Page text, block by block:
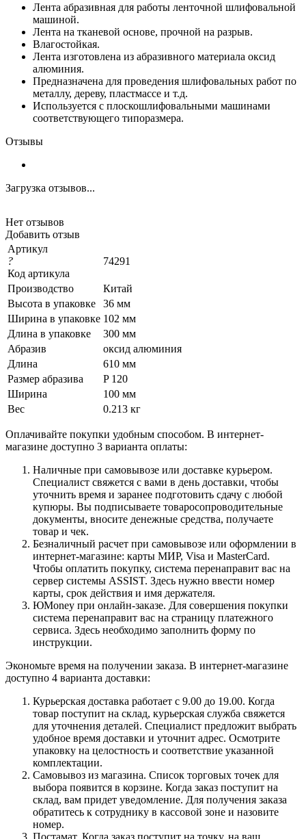
Лента абразивная для работы ленточной шлифовальной
машиной.
Лента на тканевой основе, прочной на разрыв.
Влагостойкая.
Лента изготовлена из абразивного материала оксид
алюминия.
Предназначена для проведения шлифовальных работ по
металлу, дереву, пластмассе и т.д.
Используется с плоскошлифовальными машинами
соответствующего типоразмера.
Отзывы
Загрузка отзывов...
Нет отзывов
Добавить отзыв
Артикул
?
Код артикула
74291
Производство
Китай
Высота в упаковке
36 мм
Ширина в упаковке 102 мм
Длина в упаковке
300 мм
Абразив
оксид алюминия
Длина
610 мм
Размер абразива
P 120
Ширина
100 мм
Вес
0.213 кг
Оплачивайте покупки удобным способом. В интернет-
магазине доступно 3 варианта оплаты:
Наличные при самовывозе или доставке курьером.
Специалист свяжется с вами в день доставки, чтобы
уточнить время и заранее подготовить сдачу с любой
купюры. Вы подписываете товаросопроводительные
документы, вносите денежные средства, получаете
товар и чек.
Безналичный расчет при самовывозе или оформлении в
интернет-магазине: карты МИР, Visa и MasterCard.
Чтобы оплатить покупку, система перенаправит вас на
сервер системы ASSIST. Здесь нужно ввести номер
карты, срок действия и имя держателя.
ЮMoney при онлайн-заказе. Для совершения покупки
система перенаправит вас на страницу платежного
сервиса. Здесь необходимо заполнить форму по
инструкции.
Экономьте время на получении заказа. В интернет-магазине
доступно 4 варианта доставки:
Курьерская доставка работает с 9.00 до 19.00. Когда
товар поступит на склад, курьерская служба свяжется
для уточнения деталей. Специалист предложит выбрать
удобное время доставки и уточнит адрес. Осмотрите
упаковку на целостность и соответствие указанной
комплектации.
Самовывоз из магазина. Список торговых точек для
выбора появится в корзине. Когда заказ поступит на
склад, вам придет уведомление. Для получения заказа
обратитесь к сотруднику в кассовой зоне и назовите
номер.
Постамат. Когда заказ поступит на точку, на ваш